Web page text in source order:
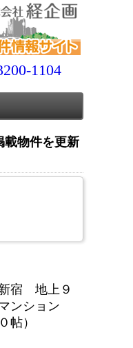
1104
載物件を更新
新宿 地上９
ンション
帖）